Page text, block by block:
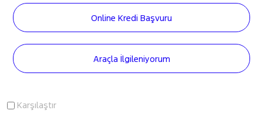
Online Kredi Başvuru
Araçla İlgileniyorum
Karşılaştır